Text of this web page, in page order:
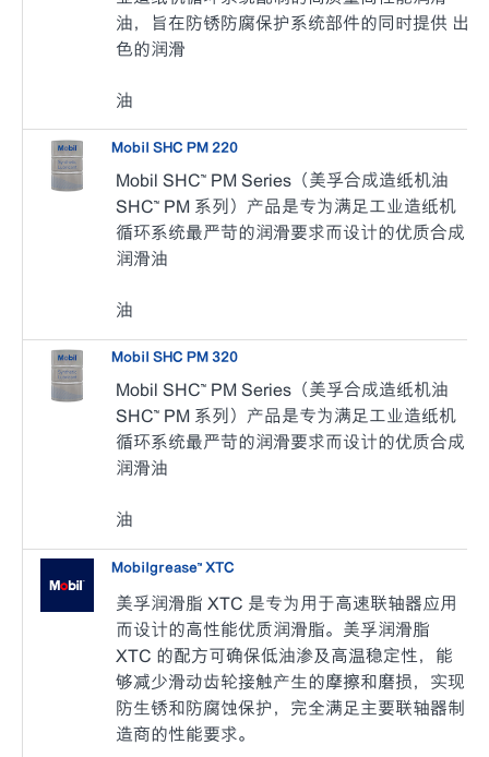
油，旨在防锈防腐保护系统部件的同时提供 出
色的润滑
油
Mobil SHC PM 220
Mobil SHC™ PM Series（美孚合成造纸机油
SHC™ PM 系列）产品是专为满足工业造纸机
循环系统最严苛的润滑要求而设计的优质合成
润滑油
油
Mobil SHC PM 320
Mobil SHC™ PM Series（美孚合成造纸机油
SHC™ PM 系列）产品是专为满足工业造纸机
循环系统最严苛的润滑要求而设计的优质合成
润滑油
油
Mobilgrease™ XTC
美孚润滑脂 XTC 是专为用于高速联轴器应用
而设计的高性能优质润滑脂。美孚润滑脂
XTC 的配方可确保低油渗及高温稳定性，能
够减少滑动齿轮接触产生的摩擦和磨损，实现
防生锈和防腐蚀保护，完全满足主要联轴器制
造商的性能要求。